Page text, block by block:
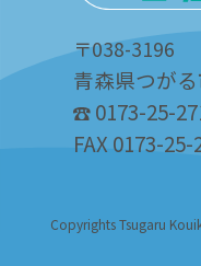
〒038-3196
青森県つが
0173-25-
FAX 0173-25-
Copyrights Tsugaru